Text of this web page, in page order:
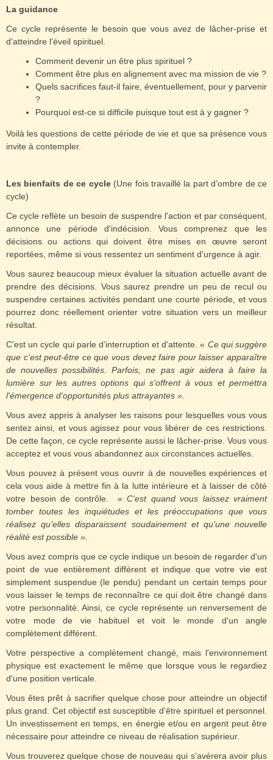
La guidance
Ce cycle représente le besoin que vous avez de lâcher-prise et
d’atteindre l’éveil spirituel.
Comment devenir un être plus spirituel ?
Comment être plus en alignement avec ma mission de vie ?
Quels sacrifices faut-il faire, éventuellement, pour y parvenir
?
Pourquoi est-ce si difficile puisque tout est à y gagner ?
Voilà les questions de cette période de vie et que sa présence vous
invite à contempler.
Les bienfaits de ce cycle(Une fois travaillé la part d’ombre de ce
cycle)
Ce cycle reflète un besoin de suspendre l'action et par conséquent,
annonce une période d'indécision. Vous comprenez que les
décisions ou actions qui doivent être mises en œuvre seront
reportées, même si vous ressentez un sentiment d'urgence à agir.
Vous saurez beaucoup mieux évaluer la situation actuelle avant de
prendre des décisions. Vous saurez prendre un peu de recul ou
suspendre certaines activités pendant une courte période, et vous
pourrez donc réellement orienter votre situation vers un meilleur
résultat.
C'est un cycle qui parle d’interruption et d'attente. « Ce qui suggère
que c'est peut-être ce que vous devez faire pour laisser apparaître
de nouvelles possibilités. Parfois, ne pas agir aidera à faire la
lumière sur les autres options qui s'offrent à vous et permettra
l'émergence d'opportunités plus attrayantes ».
Vous avez appris à analyser les raisons pour lesquelles vous vous
sentez ainsi, et vous agissez pour vous libérer de ces restrictions.
De cette façon, ce cycle représente aussi le lâcher-prise. Vous vous
acceptez et vous vous abandonnez aux circonstances actuelles.
Vous pouvez à présent vous ouvrir à de nouvelles expériences et
cela vous aide à mettre fin à la lutte intérieure et à laisser de côté
votre besoin de contrôle. « C'est quand vous laissez vraiment
tomber toutes les inquiétudes et les préoccupations que vous
réalisez qu’elles disparaissent soudainement et qu’une nouvelle
réalité est possible ».
Vous avez compris que ce cycle indique un besoin de regarder d'un
point de vue entièrement différent et indique que votre vie est
simplement suspendue (le pendu) pendant un certain temps pour
vous laisser le temps de reconnaître ce qui doit être changé dans
votre personnalité. Ainsi, ce cycle représente un renversement de
votre mode de vie habituel et voit le monde d'un angle
complètement différent.
Votre perspective a complètement changé, mais l'environnement
physique est exactement le même que lorsque vous le regardiez
d'une position verticale.
Vous êtes prêt à sacrifier quelque chose pour atteindre un objectif
plus grand. Cet objectif est susceptible d'être spirituel et personnel.
Un investissement en temps, en énergie et/ou en argent peut être
nécessaire pour atteindre ce niveau de réalisation supérieur.
Vous trouverez quelque chose de nouveau qui s'avérera avoir plus